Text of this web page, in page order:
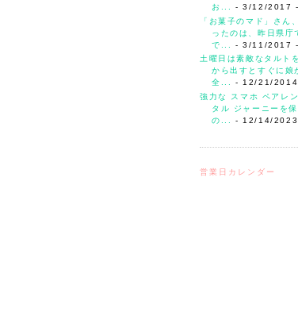
お...
- 3/12/2017
「お菓子のマド」さ
ったのは、昨日県庁
で...
- 3/11/2017
土曜日は素敵なタルト
から出すとすぐに娘
全...
- 12/21/2014
強力な スマホ ペアレ
タル ジャーニーを
の...
- 12/14/2023
営業日カレンダー